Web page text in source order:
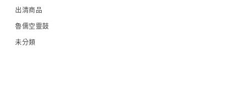
出清商品
魯儒空靈鼓
未分類